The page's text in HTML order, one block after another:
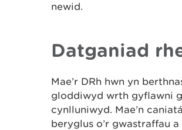
newid.
Datganiad
Mae’r DRh hwn yn
gloddiwyd wrth gyflawni
cynlluniwyd. Mae’n
beryglus o’r gwastraffau